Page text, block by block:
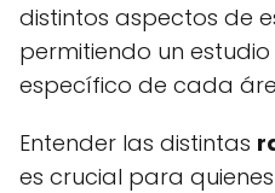
distintos aspectos de
permitiendo un
específico de cada
Entender las distintas
es crucial para